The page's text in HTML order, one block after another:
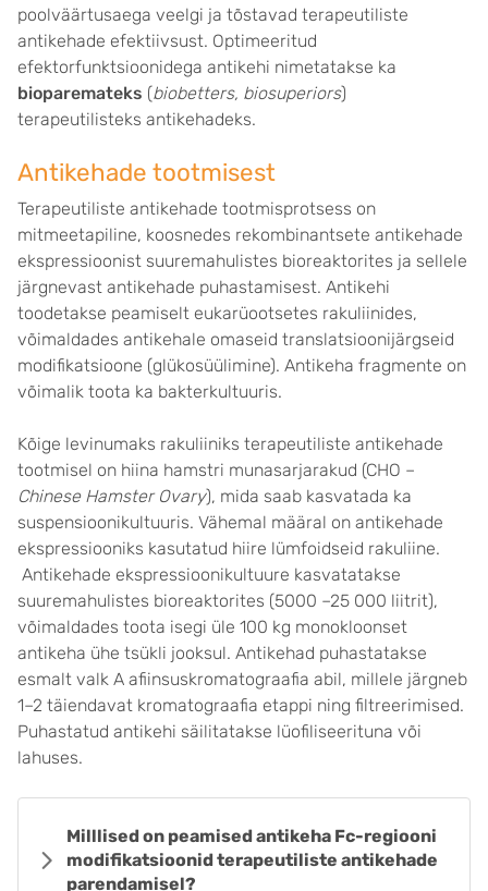
poolväärtusaega veelgi ja tõstavad terapeutiliste
antikehade efektiivsust. Optimeeritud
efektorfunktsioonidega antikehi nimetatakse ka
bioparemateks (biobetters, biosuperiors)
terapeutilisteks antikehadeks.
Antikehade tootmisest
Terapeutiliste antikehade tootmisprotsess on
mitmeetapiline, koosnedes rekombinantsete antikehade
ekspressioonist suuremahulistes bioreaktorites ja sellele
järgnevast antikehade puhastamisest. Antikehi
toodetakse peamiselt eukarüootsetes rakuliinides,
võimaldades antikehale omaseid translatsioonijärgseid
modifikatsioone (glükosüülimine). Antikeha fragmente on
võimalik toota ka bakterkultuuris.
Kõige levinumaks rakuliiniks terapeutiliste antikehade
tootmisel on hiina hamstri munasarjarakud (CHO –
Chinese Hamster Ovary), mida saab kasvatada ka
suspensioonikultuuris. Vähemal määral on antikehade
ekspressiooniks kasutatud hiire lümfoidseid rakuliine.
Antikehade ekspressioonikultuure kasvatatakse
suuremahulistes bioreaktorites (5000 –25 000 liitrit),
võimaldades toota isegi üle 100 kg monokloonset
antikeha ühe tsükli jooksul. Antikehad puhastatakse
esmalt valk A afiinsuskromatograafia abil, millele järgneb
1–2 täiendavat kromatograafia etappi ning filtreerimised.
Puhastatud antikehi säilitatakse lüofiliseerituna või
lahuses.
Milllised on peamised antikeha Fc-regiooni
modifikatsioonid terapeutiliste antikehade
parendamisel?